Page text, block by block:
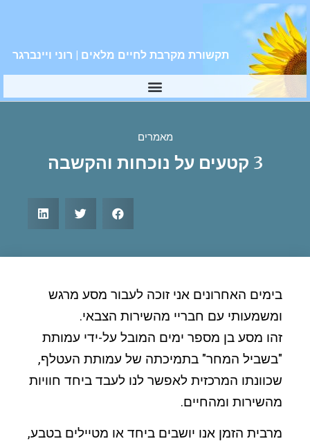
תקשורת מקרבת לחיים מלאים | רוני ויינברגר
מאמרים
3 קטעים על נוכחות והקשבה
בימים האחרונים אני זוכה לעבור מסע מרגש
ומשמעותי עם חבריי מהשירות הצבאי.
זהו מסע בן מספר ימים המובל על-ידי עמותת
"בשביל המחר" בתמיכתה של עמותת העטלף,
שכוונתו המרכזית לאפשר לנו לעבד ביחד חוויות
מהשירות ומהחיים.
מרבית הזמן אנו יושבים ביחד או מטיילים בטבע,